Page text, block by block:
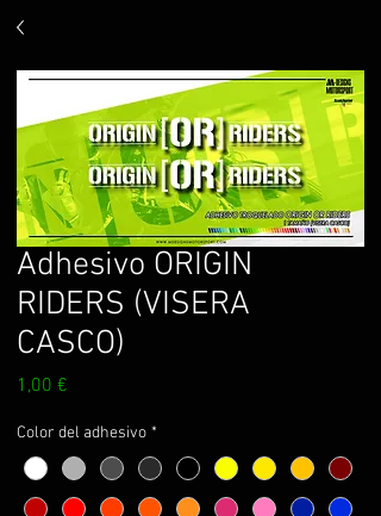
Adhesivo ORIGIN
RIDERS (VISERA
CASCO)
1,00 €
Color del adhesivo *